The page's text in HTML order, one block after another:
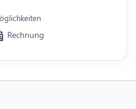
Rechnung